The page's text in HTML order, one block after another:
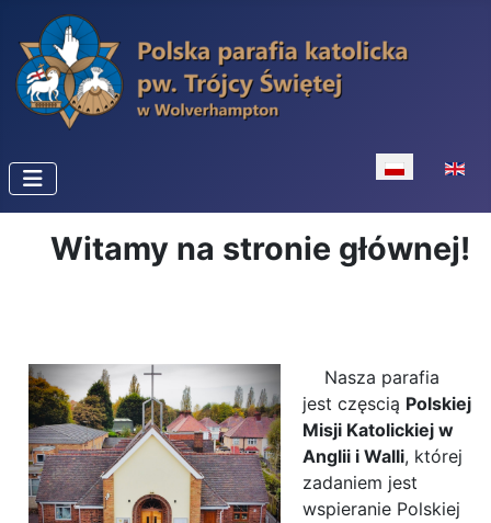
Wybierz swój
Witamy na stronie głównej!
Nasza parafia
jest częscią Polskiej
Misji Katolickiej w
Anglii i Walli, której
zadaniem jest
wspieranie Polskiej